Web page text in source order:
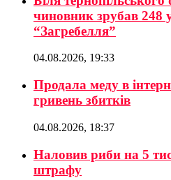
чиновник зрубав 248
“Загребелля”
04.08.2026, 19:33
Продала меду в
гривень збитків
04.08.2026, 18:37
Наловив риби на 5
штрафу